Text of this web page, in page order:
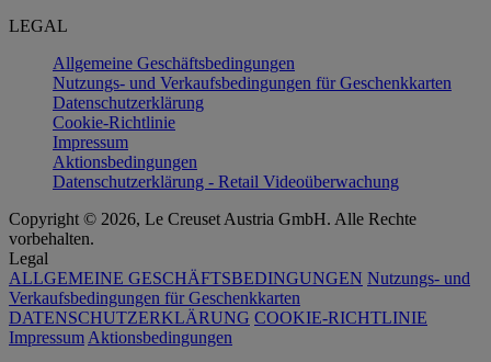
LEGAL
Allgemeine Geschäftsbedingungen
Nutzungs- und Verkaufsbedingungen für Geschenkkarten
Datenschutzerklärung
Cookie-Richtlinie
Impressum
Aktionsbedingungen
Datenschutzerklärung - Retail Videoüberwachung
Copyright © 2026, Le Creuset Austria GmbH. Alle Rechte
vorbehalten.
Legal
ALLGEMEINE GESCHÄFTSBEDINGUNGEN Nutzungs- und
Verkaufsbedingungen für Geschenkkarten
DATENSCHUTZERKLÄRUNG COOKIE-RICHTLINIE
Impressum Aktionsbedingungen